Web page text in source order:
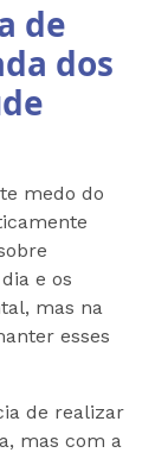
de
dos
medo do
e os
mas na
esses
de realizar
mas com a